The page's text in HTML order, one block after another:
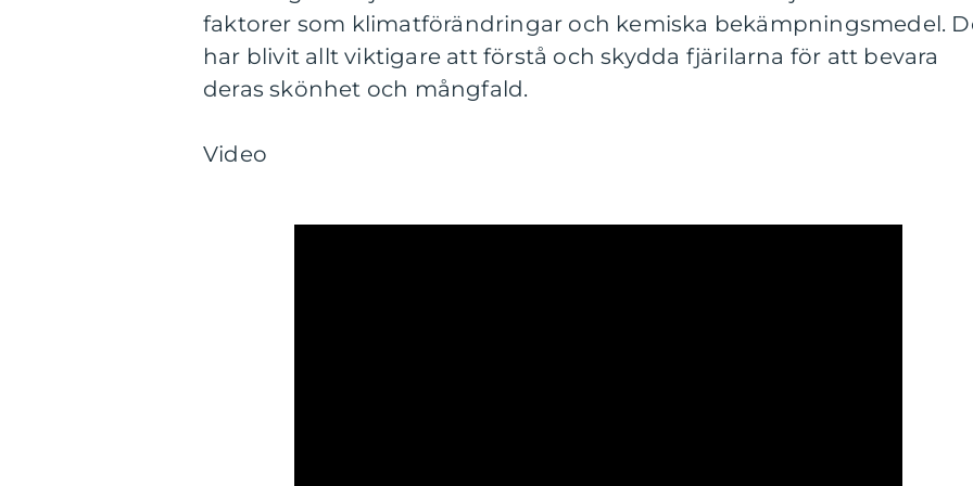
faktorer som klimatförändringar och kemiska bekämpningsmedel.
har blivit allt viktigare att förstå och skydda fjärilarna för att bevara
deras skönhet och mångfald.
Video